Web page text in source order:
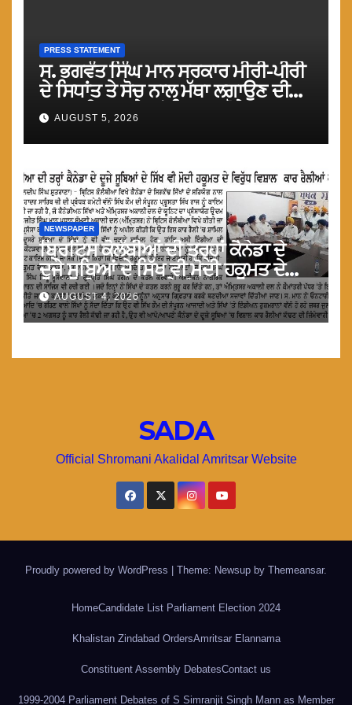
PRESS STATEMENT
ਸ. ਭਗਵੰਤ ਸਿੰਘ ਮਾਨ ਸਰਕਾਰ ਮੀਰੀ-ਪੀਰੀ
ਦੇ ਸਿਧਾਂਤ ਤੇ ਸੋਚ ਨਾਲ ਮੱਥਾ ਲਗਾਉਣ ਦੀ
ਗੁਸਤਾਖੀ ਨਾ ਕਰੇ ਤਾਂ ਬਿਹਤਰ ਹੋਵੇਗਾ : ਮਾਨ
AUGUST 5, 2026
NEWSPAPER
ਬ੍ਰਿਟਿਸ ਕੋਲੰਬੀਆਂ ਦੀ ਤਰ੍ਹਾਂ ਕੈਨੇਡਾ ਦੇ
ਦੂਜੇ ਸੂਬਿਆਂ ਦੇ ਸਿੱਖ ਵੀ ਮੋਦੀ ਹਕੂਮਤ ਦੇ
ਵਿਰੁੱਧ ਵਿਸ਼ਾਲ ਕਾਰ ਰੈਲੀਆ ਕਰਨ : ਮਾਨ
AUGUST 4, 2026
SADA
Official Shromani Akalidal Amritsar Website
Proudly powered by WordPress Theme: Newsup by Themeansar.
HomeCandidate List Parliament Election 2024
Khalistan Zindabad OrdersAmritsar Elannama
Constituent Assembly DebatesContact us
1999-2004 Parliament Debates of S Simranjit Singh Mann as Member